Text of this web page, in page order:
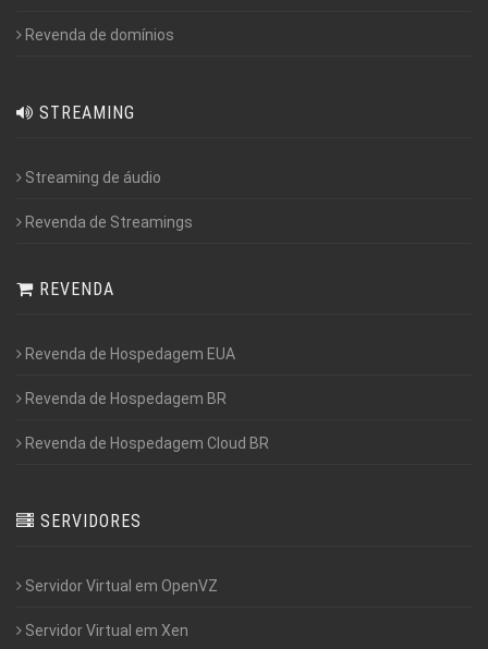
Revenda de domínios
STREAMING
Streaming de áudio
Revenda de Streamings
REVENDA
Revenda de Hospedagem EUA
Revenda de Hospedagem BR
Revenda de Hospedagem Cloud BR
SERVIDORES
Servidor Virtual em OpenVZ
Servidor Virtual em Xen